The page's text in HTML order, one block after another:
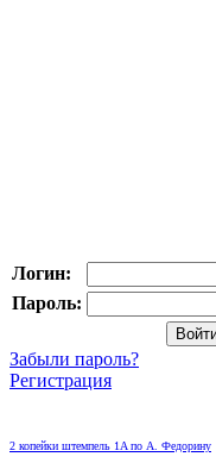
Логин:
Пароль:
Забыли пароль?
Регистрация
2 копейки штемпель 1A по А. Федорину